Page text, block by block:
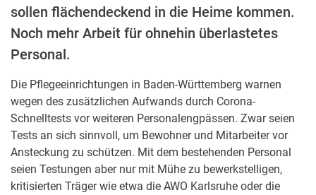
sollen flächendeckend in die Heime kommen.
Noch mehr Arbeit für ohnehin überlastetes
Personal.
Die Pflegeeinrichtungen in Baden-Württemberg warnen
wegen des zusätzlichen Aufwands durch Corona-
Schnelltests vor weiteren Personalengpässen. Zwar seien
Tests an sich sinnvoll, um Bewohner und Mitarbeiter vor
Ansteckung zu schützen. Mit dem bestehenden Personal
seien Testungen aber nur mit Mühe zu bewerkstelligen,
kritisierten Träger wie etwa die AWO Karlsruhe oder die